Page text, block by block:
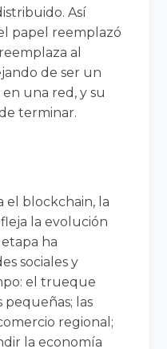
Así
papel reemplazó
al
de ser un
una red, y su
terminar.
el blockchain, la
la evolución
ha
sociales y
el trueque
pequeñas; las
regional;
la economía